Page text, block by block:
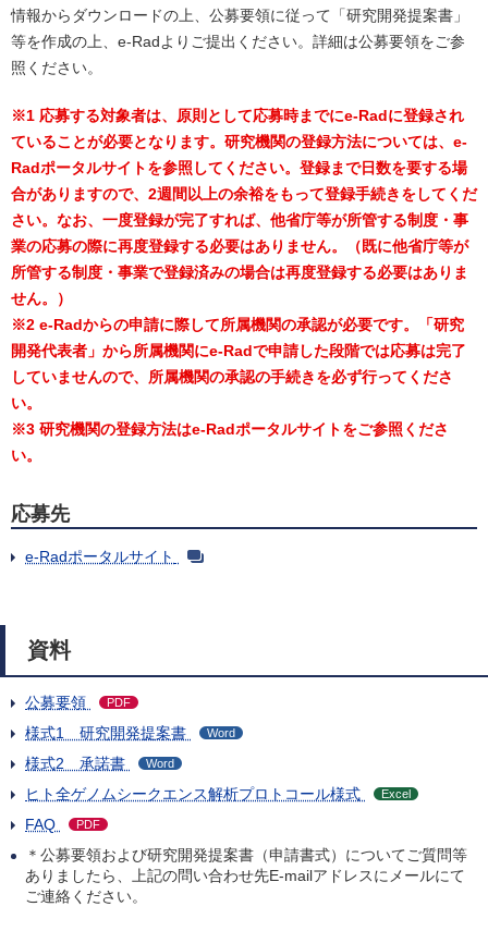
情報からダウンロードの上、公募要領に従って「研究開発提案書」
等を作成の上、e-Radよりご提出ください。詳細は公募要領をご参
照ください。
※1 応募する対象者は、原則として応募時までにe-Radに登録され
ていることが必要となります。研究機関の登録方法については、e-
Radポータルサイトを参照してください。登録まで日数を要する場
合がありますので、2週間以上の余裕をもって登録手続きをしてくだ
さい。なお、一度登録が完了すれば、他省庁等が所管する制度・事
業の応募の際に再度登録する必要はありません。（既に他省庁等が
所管する制度・事業で登録済みの場合は再度登録する必要はありま
せん。）
※2 e-Radからの申請に際して所属機関の承認が必要です。「研究
開発代表者」から所属機関にe-Radで申請した段階では応募は完了
していませんので、所属機関の承認の手続きを必ず行ってくださ
い。
※3 研究機関の登録方法はe-Radポータルサイトをご参照くださ
い。
応募先
e-Radポータルサイト
資料
公募要領 PDF
様式1 研究開発提案書 Word
様式2 承諾書 Word
ヒト全ゲノムシークエンス解析プロトコール様式 Excel
FAQ PDF
＊公募要領および研究開発提案書（申請書式）についてご質問等
ありましたら、上記の問い合わせ先E-mailアドレスにメールにて
ご連絡ください。